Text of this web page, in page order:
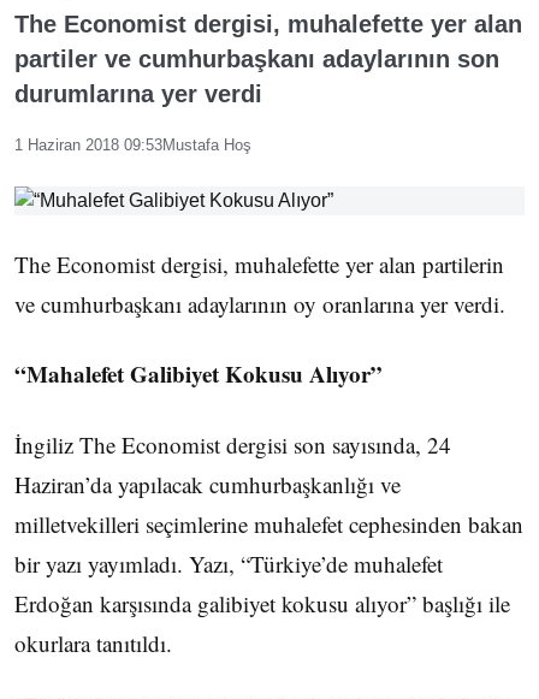
The Economist dergisi, muhalefette yer alan
partiler ve cumhurbaşkanı adaylarının son
durumlarına yer verdi
1 Haziran 2018 09:53Mustafa Hoş
The Economist dergisi, muhalefette yer alan partilerin
ve cumhurbaşkanı adaylarının oy oranlarına yer verdi.
“Mahalefet Galibiyet Kokusu Alıyor”
İngiliz The Economist dergisi son sayısında, 24
Haziran’da yapılacak cumhurbaşkanlığı ve
milletvekilleri seçimlerine muhalefet cephesinden bakan
bir yazı yayımladı. Yazı, “Türkiye’de muhalefet
Erdoğan karşısında galibiyet kokusu alıyor” başlığı ile
okurlara tanıtıldı.